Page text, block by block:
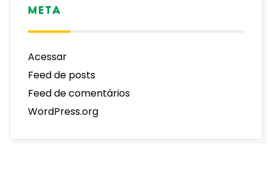
META
Acessar
Feed de posts
Feed de comentários
WordPress.org